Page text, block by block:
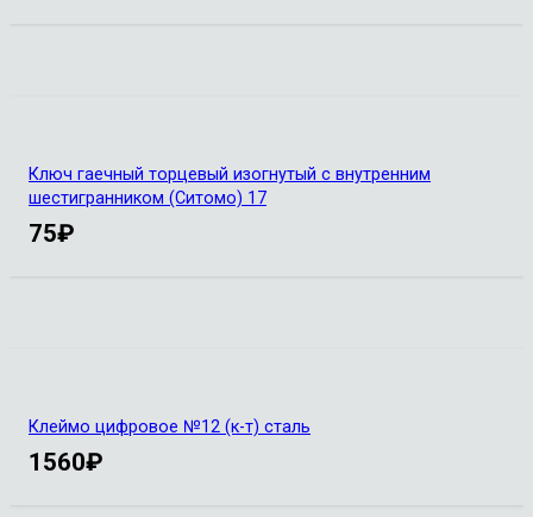
Ключ гаечный торцевый изогнутый с внутренним
шестигранником (Ситомо) 17
75₽
Клеймо цифровое №12 (к-т) сталь
1560₽